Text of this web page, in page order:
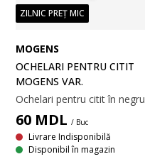
ZILNIC PREȚ MIC
MOGENS
OCHELARI PENTRU CITIT
MOGENS VAR.
60 MDL / Buc
Livrare Indisponibilă
Disponibil în magazin